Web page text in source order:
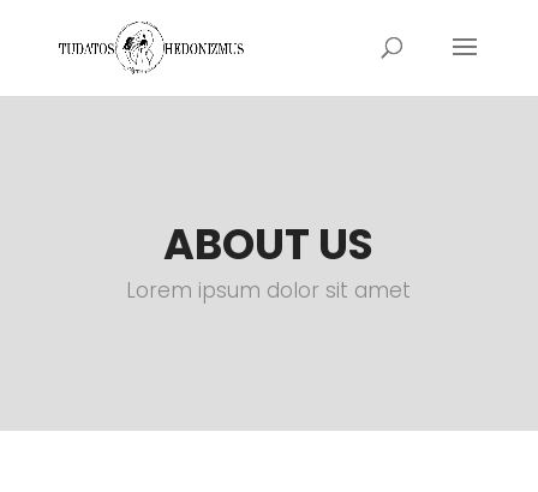
ABOUT US
Lorem ipsum dolor sit amet